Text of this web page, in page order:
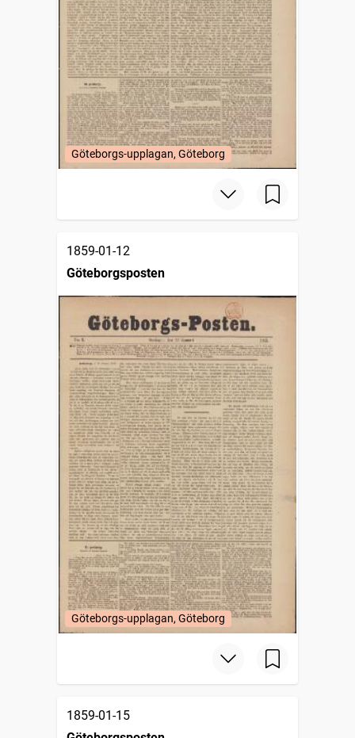
Göteborgs-upplagan, Göteborg
1859-01-12
Göteborgsposten
Göteborgs-upplagan, Göteborg
1859-01-15